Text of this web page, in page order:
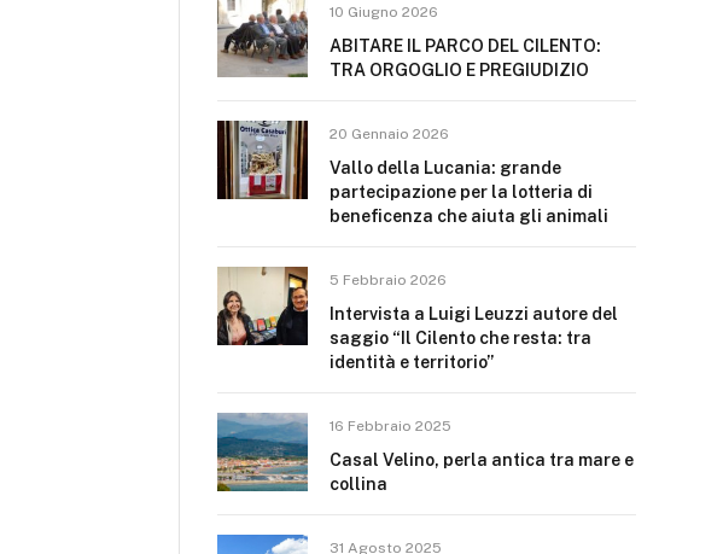
10 Giugno 2026
ABITARE IL PARCO DEL CILENTO:
TRA ORGOGLIO E PREGIUDIZIO
20 Gennaio 2026
Vallo della Lucania: grande
partecipazione per la lotteria di
beneficenza che aiuta gli animali
5 Febbraio 2026
Intervista a Luigi Leuzzi autore del
saggio “Il Cilento che resta: tra
identità e territorio”
16 Febbraio 2025
Casal Velino, perla antica tra mare e
collina
31 Agosto 2025